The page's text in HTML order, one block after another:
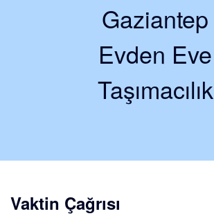
Gaziantep
Evden Eve
Taşımacılık
Vaktin Çağrısı